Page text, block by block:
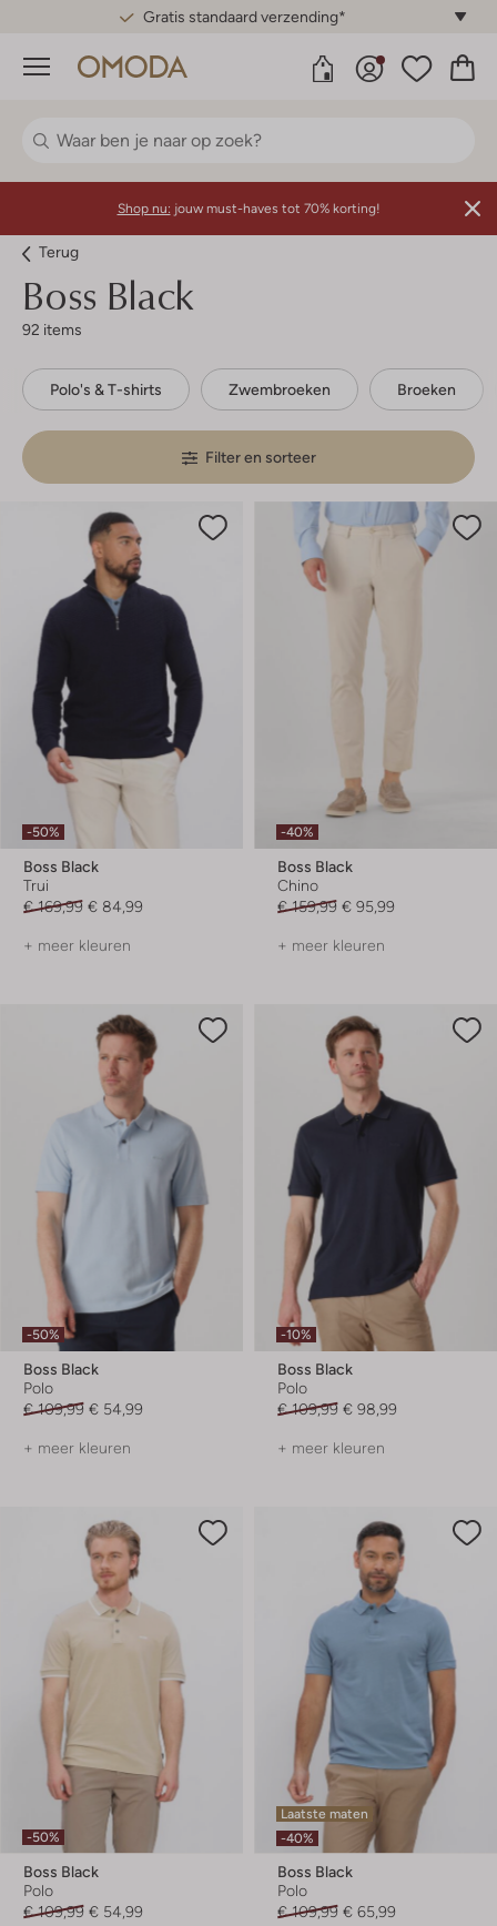
Gratis standaard verzending*
Menu
Shop nu: jouw must-haves tot 70% korting!
Terug
Boss Black
92 items
Polo's & T-shirts Zwembroeken Broeken
Filter en sorteer
-50%
Boss Black
Trui
€ 169,99 € 84,99
+ meer kleuren
-40%
Boss Black
Chino
€ 159,99 € 95,99
+ meer kleuren
-50%
Boss Black
Polo
€ 109,99 € 54,99
+ meer kleuren
-10%
Boss Black
Polo
€ 109,99 € 98,99
+ meer kleuren
-50%
Boss Black
Polo
€ 109,99 € 54,99
Laatste maten
-40%
Boss Black
Polo
€ 109,99 € 65,99